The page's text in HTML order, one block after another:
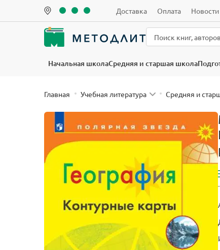
Доставка Оплата Новости
Начальная школаСредняя и старшая школа
Главная Учебная литература Средняя и